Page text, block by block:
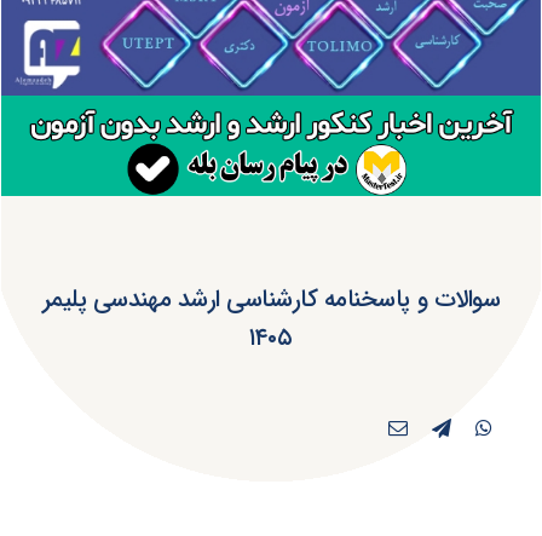
سوالات و پاسخنامه کارشناسی ارشد مهندسی پلیمر
۱۴۰۵